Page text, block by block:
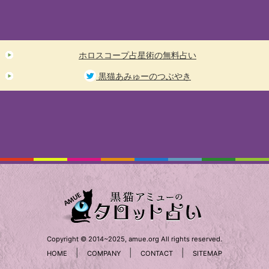
ホロスコープ占星術の無料占い
黒猫あみゅーのつぶやき
Copyright © 2014~2025, amue.org All rights reserved.
HOME
| COMPANY CONTACT SITEMAP